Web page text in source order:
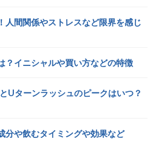
人間関係やストレスなど限界を感じ
？イニシャルや買い方などの特徴
Uターンラッシュのピークはいつ？
分や飲むタイミングや効果など